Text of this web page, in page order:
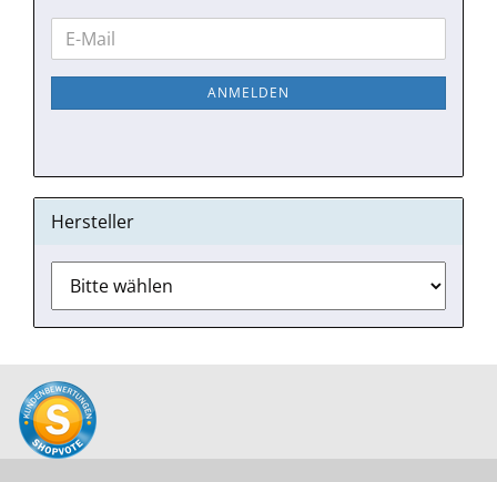
WEITER
ZUR
NEWSLETTER-
E-
Mail
ANMELDEN
Hersteller